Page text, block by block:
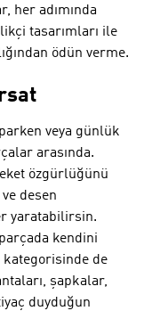
her adımında
tasarımları ile
ödün verme.
veya günlük
arasında.
özgürlüğünü
desen
yaratabilirsin.
kendini
kategorisinde de
şapkalar,
duyduğun